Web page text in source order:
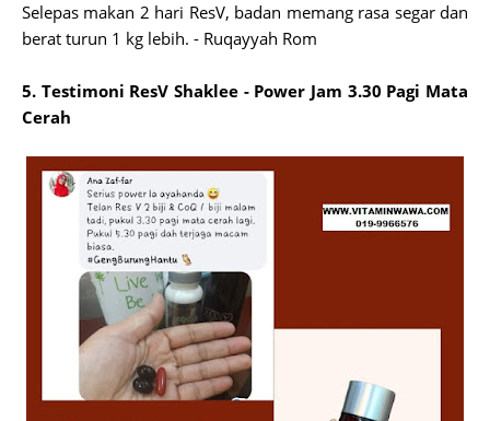
Selepas makan 2 hari ResV, badan memang rasa segar dan
berat turun 1 kg lebih. - Ruqayyah Rom
5. Testimoni ResV Shaklee - Power Jam 3.30 Pagi Mata
Cerah